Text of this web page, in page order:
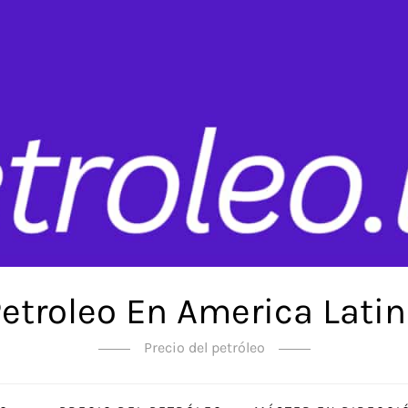
En America
Precio del petróleo